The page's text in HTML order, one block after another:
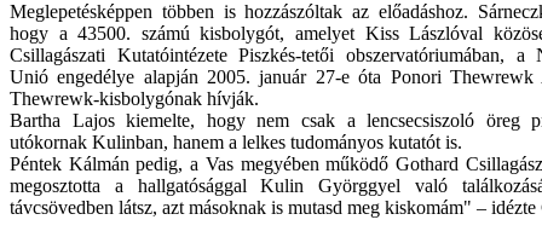
Meglepetésképpen többen is hozzászóltak az előadáshoz.
hogy a 43500. számú kisbolygót, amelyet Kiss Lászlóval
Csillagászati Kutatóintézete Piszkés-tetői obszervatóriumában, a
Unió engedélye alapján 2005. január 27-e óta Ponori
Thewrewk-kisbolygónak hívják.
Bartha Lajos kiemelte, hogy nem csak a lencsecsiszoló öreg
utókornak Kulinban, hanem a lelkes tudományos kutatót is.
Péntek Kálmán pedig, a Vas megyében működő Gothard
megosztotta a hallgatósággal Kulin Györggyel való
távcsövedben látsz, azt másoknak is mutasd meg kiskomám" –